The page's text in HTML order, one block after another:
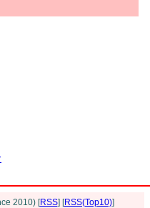
2010) [RSS] [RSS(Top10)]